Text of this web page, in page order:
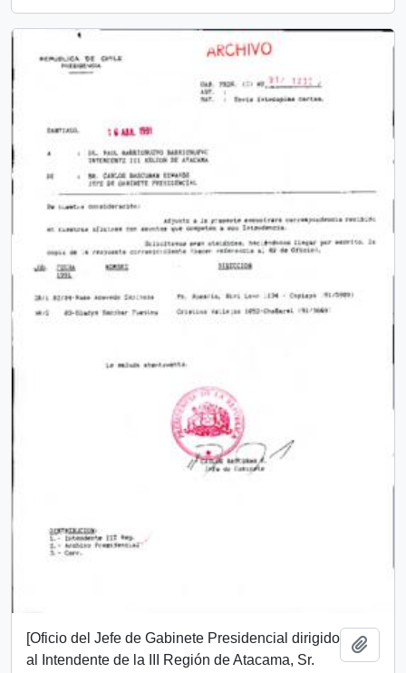
[Oficio del Jefe de Gabinete Presidencial dirigido
al Intendente de la III Región de Atacama, Sr.